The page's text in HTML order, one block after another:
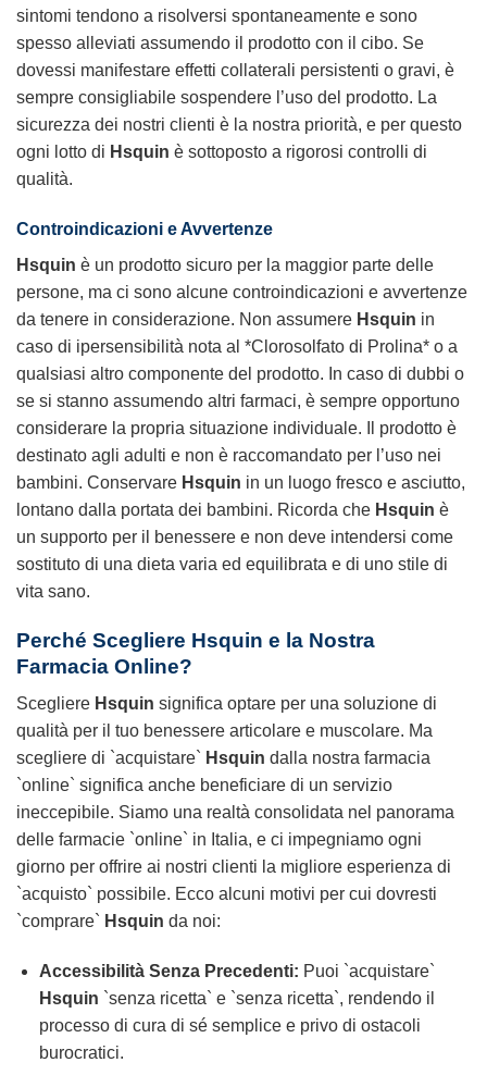
sintomi tendono a risolversi spontaneamente e sono
spesso alleviati assumendo il prodotto con il cibo. Se
dovessi manifestare effetti collaterali persistenti o gravi, è
sempre consigliabile sospendere l’uso del prodotto. La
sicurezza dei nostri clienti è la nostra priorità, e per questo
ogni lotto di Hsquin è sottoposto a rigorosi controlli di
qualità.
Controindicazioni e Avvertenze
Hsquin è un prodotto sicuro per la maggior parte delle
persone, ma ci sono alcune controindicazioni e avvertenze
da tenere in considerazione. Non assumere Hsquin in
caso di ipersensibilità nota al *Clorosolfato di Prolina* o a
qualsiasi altro componente del prodotto. In caso di dubbi o
se si stanno assumendo altri farmaci, è sempre opportuno
considerare la propria situazione individuale. Il prodotto è
destinato agli adulti e non è raccomandato per l’uso nei
bambini. Conservare Hsquin in un luogo fresco e asciutto,
lontano dalla portata dei bambini. Ricorda che Hsquin è
un supporto per il benessere e non deve intendersi come
sostituto di una dieta varia ed equilibrata e di uno stile di
vita sano.
Perché Scegliere Hsquin e la Nostra
Farmacia Online?
Scegliere Hsquin significa optare per una soluzione di
qualità per il tuo benessere articolare e muscolare. Ma
scegliere di `acquistare` Hsquin dalla nostra farmacia
`online` significa anche beneficiare di un servizio
ineccepibile. Siamo una realtà consolidata nel panorama
delle farmacie `online` in Italia, e ci impegniamo ogni
giorno per offrire ai nostri clienti la migliore esperienza di
`acquisto` possibile. Ecco alcuni motivi per cui dovresti
`comprare` Hsquin da noi:
Accessibilità Senza Precedenti: Puoi `acquistare`
Hsquin `senza ricetta` e `senza ricetta`, rendendo il
processo di cura di sé semplice e privo di ostacoli
burocratici.